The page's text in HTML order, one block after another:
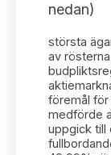
Huvudmän
Publikationer
Sök uttalanden
Avgifter
Prenumerera
nedan)
största
av
föremål
medförde
uppgick till